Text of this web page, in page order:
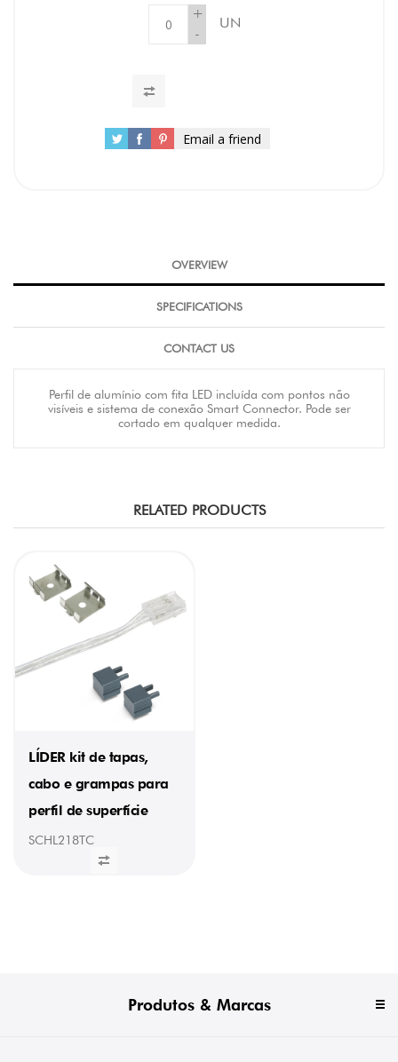
+
-
UN
Email a friend
OVERVIEW
SPECIFICATIONS
CONTACT US
Perfil de alumínio com fita LED incluída com pontos não
visíveis e sistema de conexão Smart Connector. Pode ser
cortado em qualquer medida.
RELATED PRODUCTS
LÍDER kit de tapas,
cabo e grampas para
perfil de superfície
SCHL218TC
Produtos & Marcas